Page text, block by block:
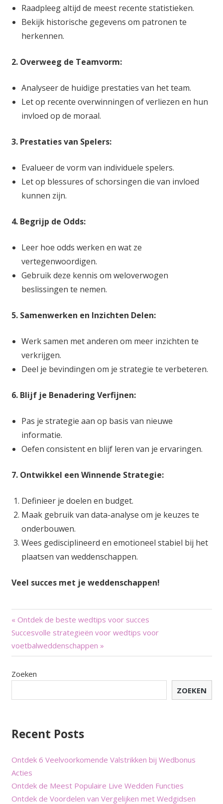
Raadpleeg altijd de meest recente statistieken.
Bekijk historische gegevens om patronen te
herkennen.
2. Overweeg de Teamvorm:
Analyseer de huidige prestaties van het team.
Let op recente overwinningen of verliezen en hun
invloed op de moraal.
3. Prestaties van Spelers:
Evalueer de vorm van individuele spelers.
Let op blessures of schorsingen die van invloed
kunnen zijn.
4. Begrijp de Odds:
Leer hoe odds werken en wat ze
vertegenwoordigen.
Gebruik deze kennis om weloverwogen
beslissingen te nemen.
5. Samenwerken en Inzichten Delen:
Werk samen met anderen om meer inzichten te
verkrijgen.
Deel je bevindingen om je strategie te verbeteren.
6. Blijf je Benadering Verfijnen:
Pas je strategie aan op basis van nieuwe
informatie.
Oefen consistent en blijf leren van je ervaringen.
7. Ontwikkel een Winnende Strategie:
Definieer je doelen en budget.
Maak gebruik van data-analyse om je keuzes te
onderbouwen.
Wees gedisciplineerd en emotioneel stabiel bij het
plaatsen van weddenschappen.
Veel succes met je weddenschappen!
Berichtnavigatie
« Ontdek de beste wedtips voor succes
Succesvolle strategieën voor wedtips voor
voetbalweddenschappen »
Zoeken
ZOEKEN
Recent Posts
Ontdek 6 Veelvoorkomende Valstrikken bij Wedbonus
Acties
Ontdek de Meest Populaire Live Wedden Functies
Ontdek de Voordelen van Vergelijken met Wedgidsen